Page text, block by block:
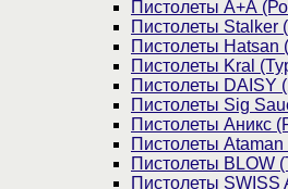
Пистолеты А+А
Пистолеты Stalker
Пистолеты Hatsan
Пистолеты Kral
Пистолеты DAISY
Пистолеты Sig
Пистолеты Аникс
Пистолеты Ataman
Пистолеты BLOW
Пистолеты